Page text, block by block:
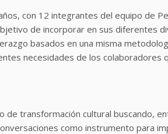
con 12 integrantes del equipo de
de incorporar en sus diferentes
basados en una misma
necesidades de los colaboradores
de transformación cultural buscando,
como instrumento para